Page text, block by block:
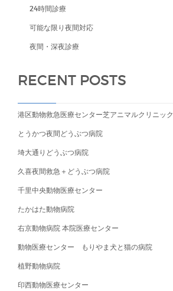
24時間診療
可能な限り夜間対応
夜間・深夜診療
RECENT POSTS
港区動物救急医療センター芝アニマルクリニック
とうかつ夜間どうぶつ病院
埼大通りどうぶつ病院
久喜夜間救急＋どうぶつ病院
千里中央動物医療センター
たかはた動物病院
右京動物病院 本院医療センター
動物医療センター もりやま犬と猫の病院
植野動物病院
印西動物医療センター